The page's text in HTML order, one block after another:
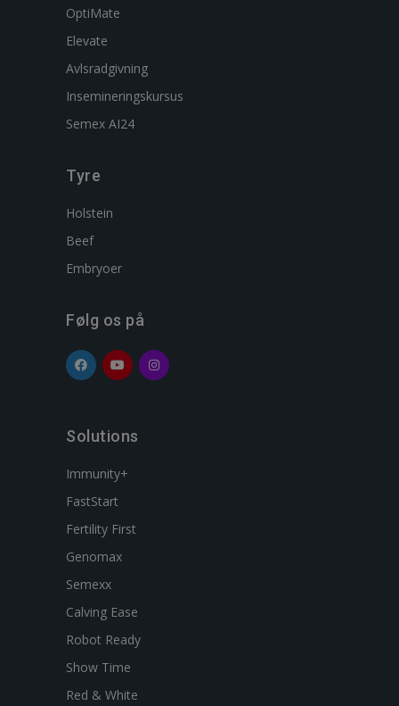
OptiMate
Elevate
Avlsradgivning
Insemineringskursus
Semex AI24
Tyre
Holstein
Beef
Embryoer
Følg os på
Solutions
Immunity+
FastStart
Fertility First
Genomax
Semexx
Calving Ease
Robot Ready
Show Time
Red & White